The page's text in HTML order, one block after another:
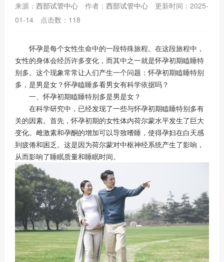
来源： 西部试管中心 作者： 西部试管中心
更新时间：2025-
01-14
点击数： 118
怀孕是每个女性生命中的一段特殊旅程。在这段旅程中，
女性的身体会经历许多变化，而其中之一就是怀孕初期瞌睡特
别多。这个现象常常让人们产生一个问题：怀孕初期瞌睡特别
多，是男是女？怀孕瞌睡多看男女有科学依据吗？
一、怀孕初期瞌睡特别多是男是女？
在科学研究中，已经发现了一些与怀孕初期瞌睡特别多有
关的因素。首先，怀孕初期的女性体内荷尔蒙水平发生了巨大
变化。雌激素和孕酮的增加可以导致嗜睡，使得孕妇在白天感
到疲倦和困乏。这是因为荷尔蒙对中枢神经系统产生了影响，
从而影响了睡眠质量和睡眠时间。